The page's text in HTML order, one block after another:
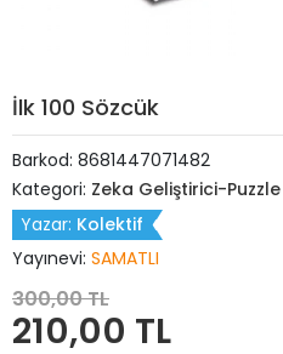
İlk 100 Sözcük
Barkod: 8681447071482
Kategori: Zeka Geliştirici-Puzzle
Yazar: Kolektif
Yayınevi: SAMATLI
300,00 TL
210,00 TL